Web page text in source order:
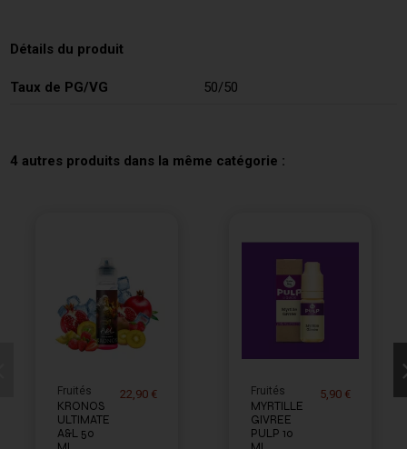
Détails du produit
Taux de PG/VG 50/50
4 autres produits dans la même catégorie :
Fruités
KRONOS
ULTIMATE
A&L 50
22,90 € Fruités
MYRTILLE
GIVREE
PULP 10
5,90 €